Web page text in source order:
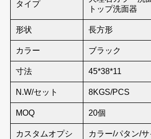
タイプ
トップ洗面器
形状 長方形
カラー ブラック
寸法 45*38*11
N.W/セット 8KGS/PCS
MOQ 20個
カスタムオプシ
カラー/パタン/